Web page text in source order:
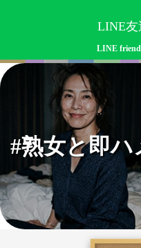
LINE友
LINE friend
#熟女と即ハ